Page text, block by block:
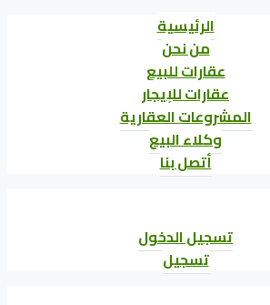
الرئيسية
من نحن
عقارات للبيع
عقارات للإيجار
المشروعات العقارية
وكلاء البيع
أتصل بنا
تسجيل الدخول
تسجيل